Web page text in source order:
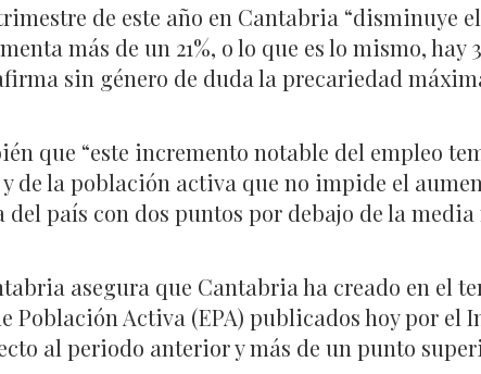
de este año en Cantabria “disminuye
más de un 21%, o lo que es lo mismo,
sin género de duda la precariedad
que “este incremento notable del empleo
de la población activa que no impide el
país con dos puntos por debajo de la
asegura que Cantabria ha creado en el
Población Activa (EPA) publicados hoy por
al periodo anterior y más de un punto